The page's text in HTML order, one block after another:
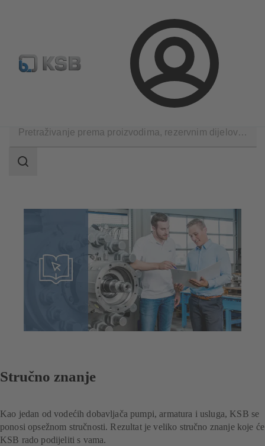
Prijava
Konfiguriraj proizvod Rezervni dijelovi – standardna
Stručno znanje
pretraživanja
Raspon
Stručno znanje
Kao jedan od vodećih dobavljača pumpi, armatura i usluga, KSB se
ponosi opsežnom stručnosti. Rezultat je veliko stručno znanje koje će
KSB rado podijeliti s vama.